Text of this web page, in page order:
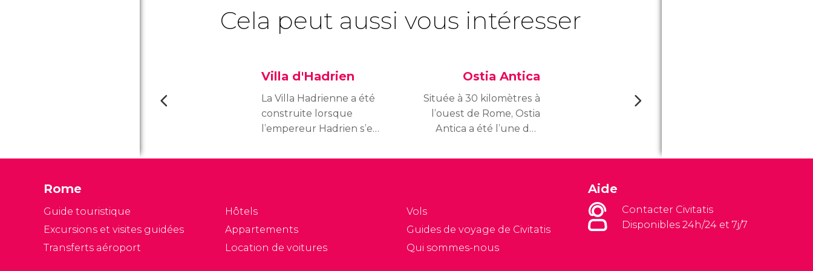
Cela peut aussi vous intéresser
Villa d'Hadrien
La Villa Hadrienne a été
construite lorsque
l’empereur Hadrien s’est
n’était pas heureux au
Ostia Antica
Située à 30 kilomètres à
l’ouest de Rome, Ostia
Antica a été l’une des
prospères puisqu’elle
Rome
Guide touristique
Excursions et visites guidées
Transferts aéroport
Hôtels
Appartements
Location de voitures
Vols
Guides de voyage de Civitatis
Qui sommes-nous
Aide
Contacter Civitatis
Disponibles 24h/24 et 7j/7